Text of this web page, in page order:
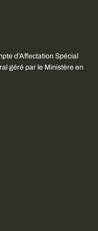
d’Affectation Spécial
géré par le Ministère en